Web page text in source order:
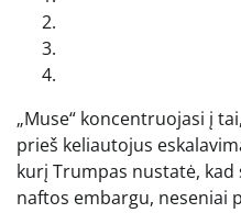
„Muse“ koncentruojasi į
prieš keliautojus
kurį Trumpas nustatė,
naftos embargu, neseniai